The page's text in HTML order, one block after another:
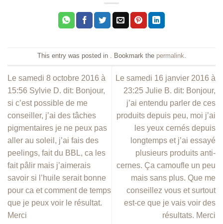
This entry was posted in . Bookmark the permalink
Le samedi 8 octobre 2016 à
15:56 Sylvie D. dit: Bonjour,
si c’est possible de me
conseiller, j’ai des tâches
pigmentaires je ne peux pas
aller au soleil, j’ai fais des
peelings, fait du BBL, ca les
fait pâlir mais j’aimerais
savoir si l’huile serait bonne
pour ca et comment de temps
que je peux voir le résultat.
Merci
Le samedi 16 janvier 2016 à
23:25 Julie B. dit: Bonjour,
j’ai entendu parler de ces
produits depuis peu, moi j’ai
les yeux cernés depuis
longtemps et j’ai essayé
plusieurs produits anti-
cernes. Ça camoufle un peu
mais sans plus. Que me
conseillez vous et surtout
est-ce que je vais voir des
résultats. Merci